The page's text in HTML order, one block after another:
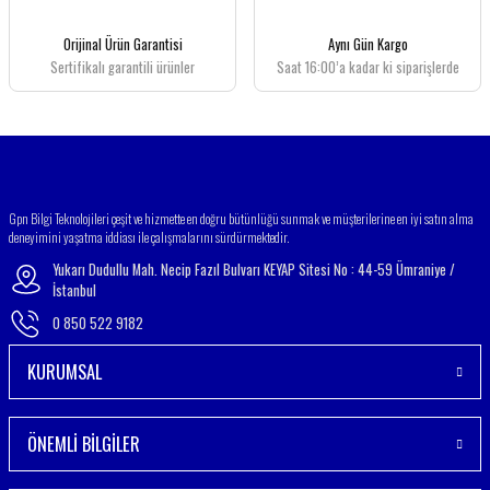
Bu ürüne benzer farklı alternatifler olmalı.
Orijinal Ürün Garantisi
Sertifikalı garantili ürünler
Aynı Gün Kargo
Saat 16:00’a kadar ki siparişlerde
Gpn Bilgi Teknolojileri çeşit ve hizmette en doğru bütünlüğü sunmak ve müşterilerine en iyi satın alma
deneyimini yaşatma iddiası ile çalışmalarını sürdürmektedir.
Yukarı Dudullu Mah. Necip Fazıl Bulvarı KEYAP Sitesi No : 44-59 Ümraniye /
İstanbul
0 850 522 9182
KURUMSAL
ÖNEMLİ BİLGİLER